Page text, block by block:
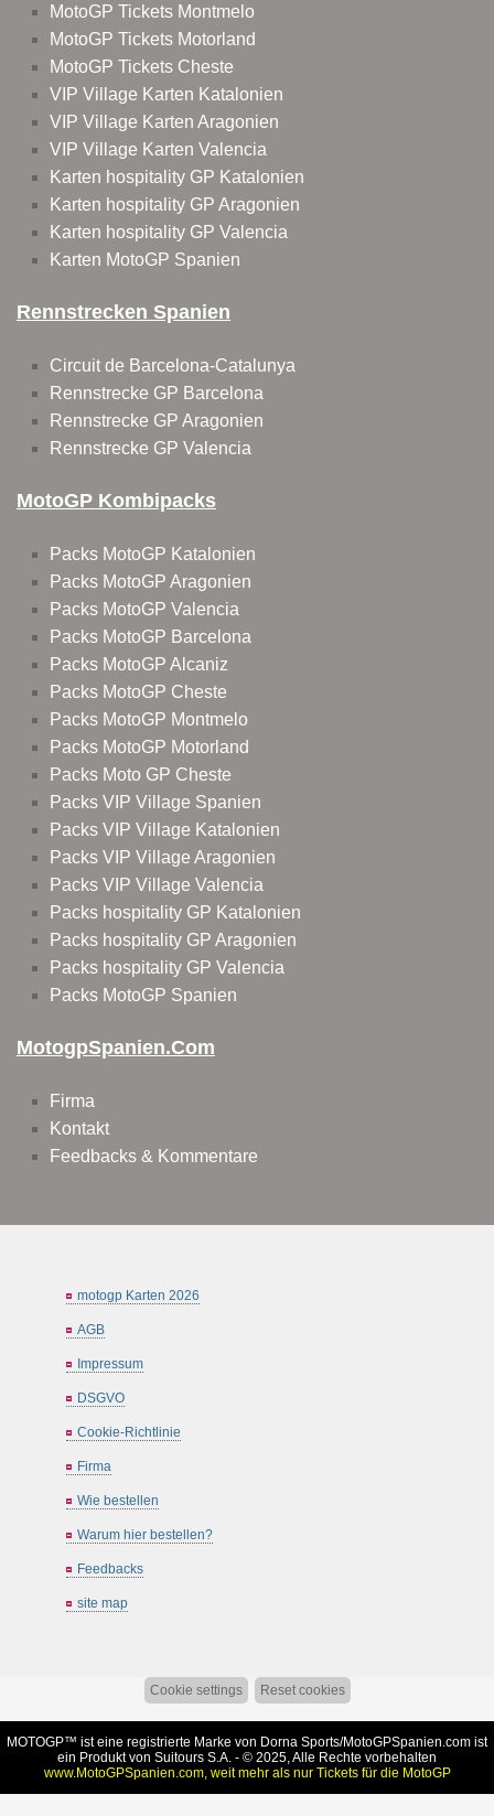
MotoGP Tickets Montmelo
MotoGP Tickets Motorland
MotoGP Tickets Cheste
VIP Village Karten Katalonien
VIP Village Karten Aragonien
VIP Village Karten Valencia
Karten hospitality GP Katalonien
Karten hospitality GP Aragonien
Karten hospitality GP Valencia
Karten MotoGP Spanien
Rennstrecken Spanien
Circuit de Barcelona-Catalunya
Rennstrecke GP Barcelona
Rennstrecke GP Aragonien
Rennstrecke GP Valencia
MotoGP Kombipacks
Packs MotoGP Katalonien
Packs MotoGP Aragonien
Packs MotoGP Valencia
Packs MotoGP Barcelona
Packs MotoGP Alcaniz
Packs MotoGP Cheste
Packs MotoGP Montmelo
Packs MotoGP Motorland
Packs Moto GP Cheste
Packs VIP Village Spanien
Packs VIP Village Katalonien
Packs VIP Village Aragonien
Packs VIP Village Valencia
Packs hospitality GP Katalonien
Packs hospitality GP Aragonien
Packs hospitality GP Valencia
Packs MotoGP Spanien
MotogpSpanien.com
Firma
Kontakt
Feedbacks & Kommentare
motogp Karten 2026
AGB
Impressum
DSGVO
Cookie-Richtlinie
Firma
Wie bestellen
Warum hier bestellen?
Feedbacks
site map
Cookie settings Reset cookies
MOTOGP™ ist eine registrierte Marke von Dorna Sports/MotoGPSpanien.com ist
ein Produkt von Suitours S.A. - © 2025, Alle Rechte vorbehalten
www.MotoGPSpanien.com, weit mehr als nur Tickets für die MotoGP